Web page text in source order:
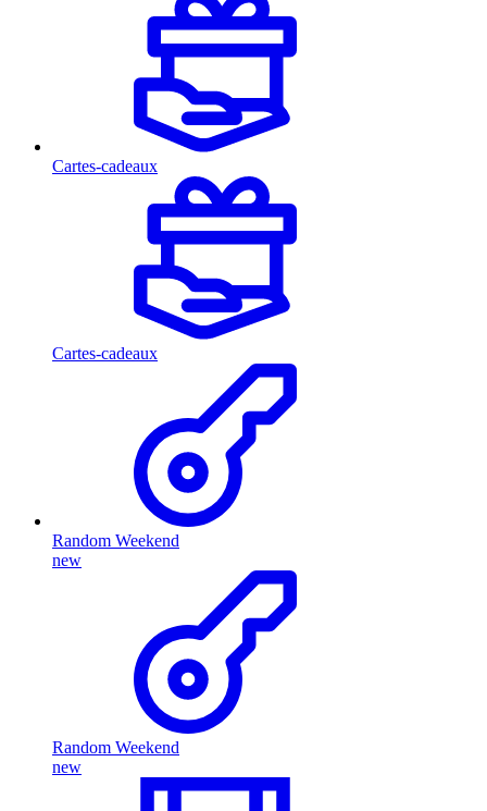
Cartes-cadeaux
Cartes-cadeaux
Random Weekend
new
Random Weekend
new